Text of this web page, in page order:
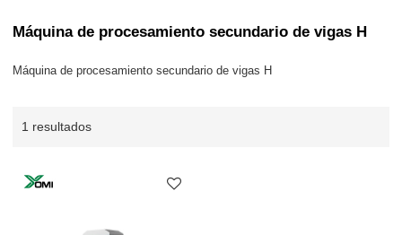
Máquina de procesamiento secundario de vigas H
Máquina de procesamiento secundario de vigas H
1 resultados